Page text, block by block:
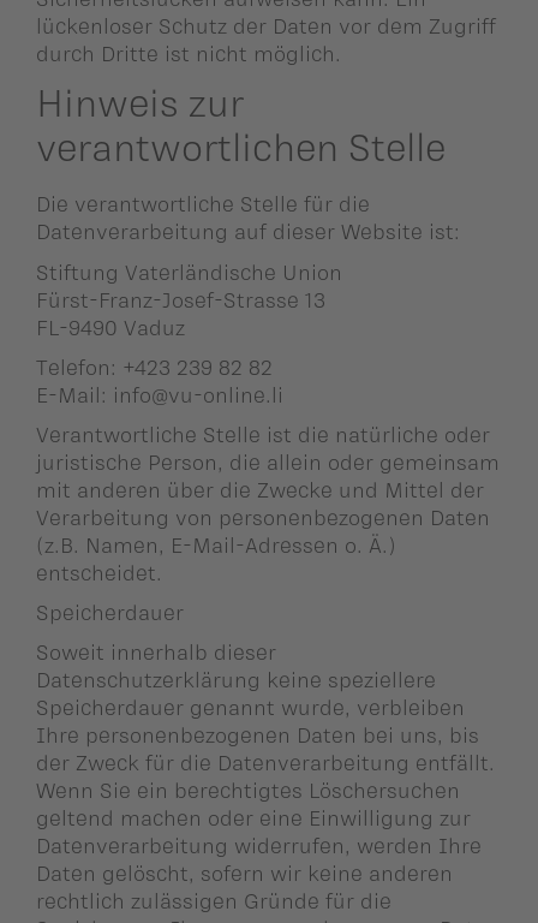
lückenloser Schutz der Daten vor dem Zugriff
durch Dritte ist nicht möglich.
Hinweis zur
verantwortlichen Stelle
Die verantwortliche Stelle für die
Datenverarbeitung auf dieser Website ist:
Stiftung Vaterländische Union
Fürst-Franz-Josef-Strasse 13
FL-9490 Vaduz
Telefon: +423 239 82 82
E-Mail: info@vu-online.li
Verantwortliche Stelle ist die natürliche oder
juristische Person, die allein oder gemeinsam
mit anderen über die Zwecke und Mittel der
Verarbeitung von personenbezogenen Daten
(z.B. Namen, E-Mail-Adressen o. Ä.)
entscheidet.
Speicherdauer
Soweit innerhalb dieser
Datenschutzerklärung keine speziellere
Speicherdauer genannt wurde, verbleiben
Ihre personenbezogenen Daten bei uns, bis
der Zweck für die Datenverarbeitung entfällt.
Wenn Sie ein berechtigtes Löschersuchen
geltend machen oder eine Einwilligung zur
Datenverarbeitung widerrufen, werden Ihre
Daten gelöscht, sofern wir keine anderen
rechtlich zulässigen Gründe für die